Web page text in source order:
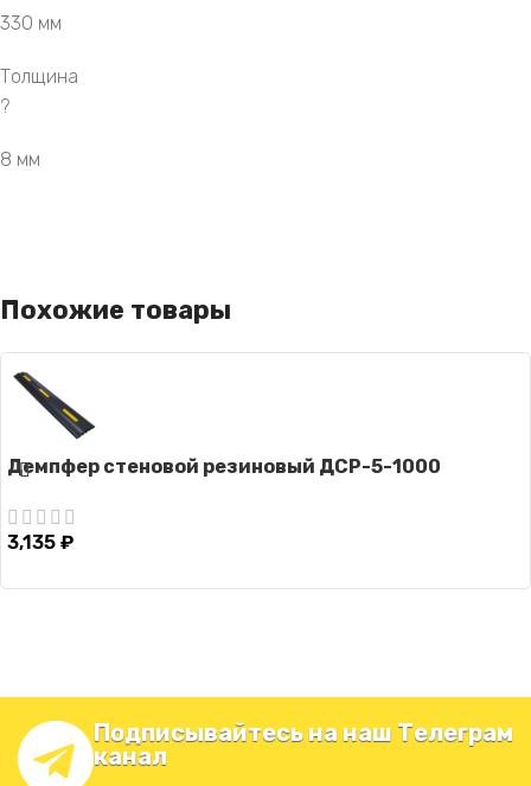
330 мм
Толщина
?
8 мм
Похожие товары
Демпфер стеновой резиновый ДСР-5-1000
3,135 ₽
Подписывайтесь на наш Телеграм
канал